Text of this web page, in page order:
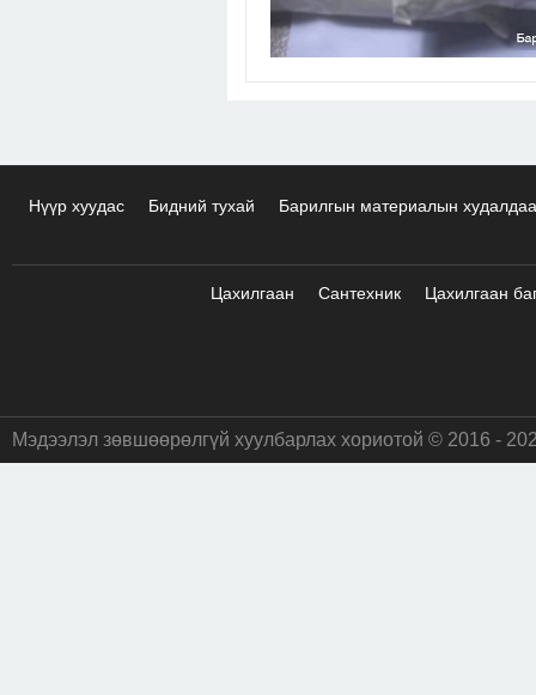
Нүүр хуудас Бидний тухай Барилгын материалын
Цахилгаан Сантехник Цахилгаан
Мэдээлэл зөвшөөрөлгүй хуулбарлах хориотой © 2016 -